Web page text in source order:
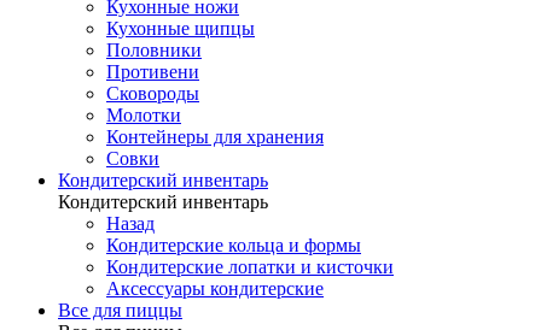
Кухонные ножи
Кухонные щипцы
Половники
Противени
Сковороды
Молотки
Контейнеры для хранения
Совки
Кондитерский инвентарь
Кондитерский инвентарь
Назад
Кондитерские кольца и формы
Кондитерские лопатки и кисточки
Аксессуары кондитерские
Все для пиццы